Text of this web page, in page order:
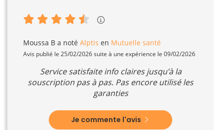
Moussa B a noté Alptis en Mutuelle santé
Avis publié le 25/02/2026 suite à une expérience le 09/02/2026
Service satisfaite info claires jusqu’à la
souscription pas à pas. Pas encore utilisé les
garanties
Je commente l'avis